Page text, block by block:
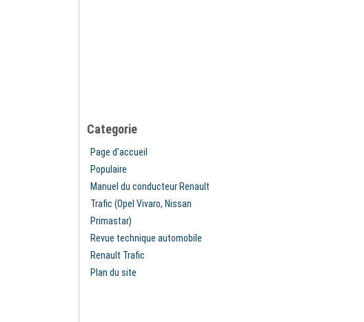
Categorie
Page d'accueil
Populaire
Manuel du conducteur Renault
Trafic (Opel Vivaro, Nissan
Primastar)
Revue technique automobile
Renault Trafic
Plan du site